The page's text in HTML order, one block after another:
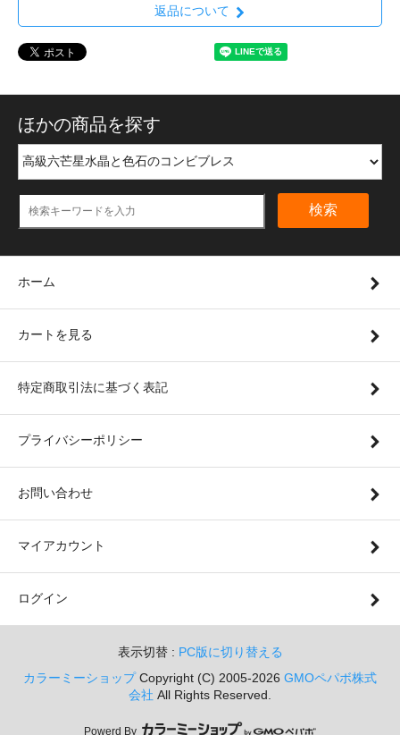
返品について
ほかの商品を探す
検索
ホーム
カートを見る
特定商取引法に基づく表記
プライバシーポリシー
お問い合わせ
マイアカウント
ログイン
表示切替 : PC版に切り替える
カラーミーショップCopyright (C) 2005-2026 GMOペパボ株式
会社 All Rights Reserved.
Powerd By